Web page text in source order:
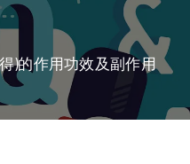
)的作用功效及副作用